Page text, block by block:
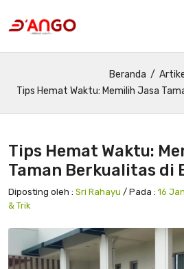
Beranda
Tips Hemat Waktu: Memilih Jasa
Tips Hemat Waktu:
Taman Berkualitas di
Diposting oleh : Sri Rahayu / Pada : 16
& Trik